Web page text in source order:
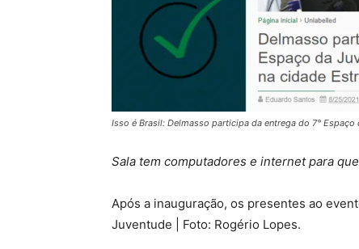
Isso é Brasil: Delmasso participa da entrega do 7°
Sala tem computadores e internet para
Após a inauguração, os presentes ao
Juventude | Foto: Rogério Lopes.